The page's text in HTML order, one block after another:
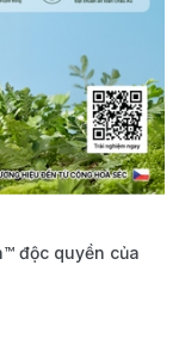
độc quyền của